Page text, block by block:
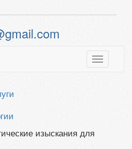
Toggle
изыскания для